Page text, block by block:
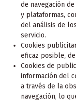
de navegación
y plataformas,
del análisis de
servicio.
Cookies
eficaz posible,
Cookies de
información del
a través de la
navegación, lo